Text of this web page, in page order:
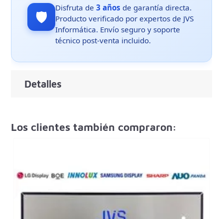
🛡️ Disfruta de3 años de garantía directa.
Producto verificado por expertos de JVS
Informática. Envío seguro y soporte
técnico post-venta incluido.
Detalles
Los clientes también compraron: